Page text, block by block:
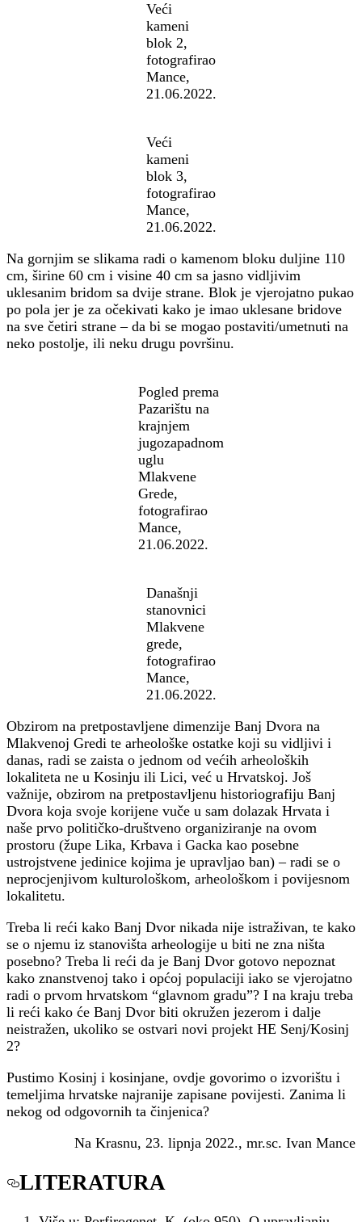
Veći
kameni
blok 2,
fotografirao
Mance,
21.06.2022.
Veći
kameni
blok 3,
fotografirao
Mance,
21.06.2022.
Na gornjim se slikama radi o kamenom bloku duljine 110
cm, širine 60 cm i visine 40 cm sa jasno vidljivim
uklesanim bridom sa dvije strane. Blok je vjerojatno pukao
po pola jer je za očekivati kako je imao uklesane bridove
na sve četiri strane – da bi se mogao postaviti/umetnuti na
neko postolje, ili neku drugu površinu.
Pogled prema
Pazarištu na
krajnjem
jugozapadnom
uglu
Mlakvene
Grede,
fotografirao
Mance,
21.06.2022.
Današnji
stanovnici
Mlakvene
grede,
fotografirao
Mance,
21.06.2022.
Obzirom na pretpostavljene dimenzije Banj Dvora na
Mlakvenoj Gredi te arheološke ostatke koji su vidljivi i
danas, radi se zaista o jednom od većih arheoloških
lokaliteta ne u Kosinju ili Lici, već u Hrvatskoj. Još
važnije, obzirom na pretpostavljenu historiografiju Banj
Dvora koja svoje korijene vuče u sam dolazak Hrvata i
naše prvo političko-društveno organiziranje na ovom
prostoru (župe Lika, Krbava i Gacka kao posebne
ustrojstvene jedinice kojima je upravljao ban) – radi se o
neprocjenjivom kulturološkom, arheološkom i povijesnom
lokalitetu.
Treba li reći kako Banj Dvor nikada nije istraživan, te kako
se o njemu iz stanovišta arheologije u biti ne zna ništa
posebno? Treba li reći da je Banj Dvor gotovo nepoznat
kako znanstvenoj tako i općoj populaciji iako se vjerojatno
radi o prvom hrvatskom “glavnom gradu”? I na kraju treba
li reći kako će Banj Dvor biti okružen jezerom i dalje
neistražen, ukoliko se ostvari novi projekt HE Senj/Kosinj
2?
Pustimo Kosinj i kosinjane, ovdje govorimo o izvorištu i
temeljima hrvatske najranije zapisane povijesti. Zanima li
nekog od odgovornih ta činjenica?
Na Krasnu, 23. lipnja 2022., mr.sc. Ivan Mance
LITERATURA